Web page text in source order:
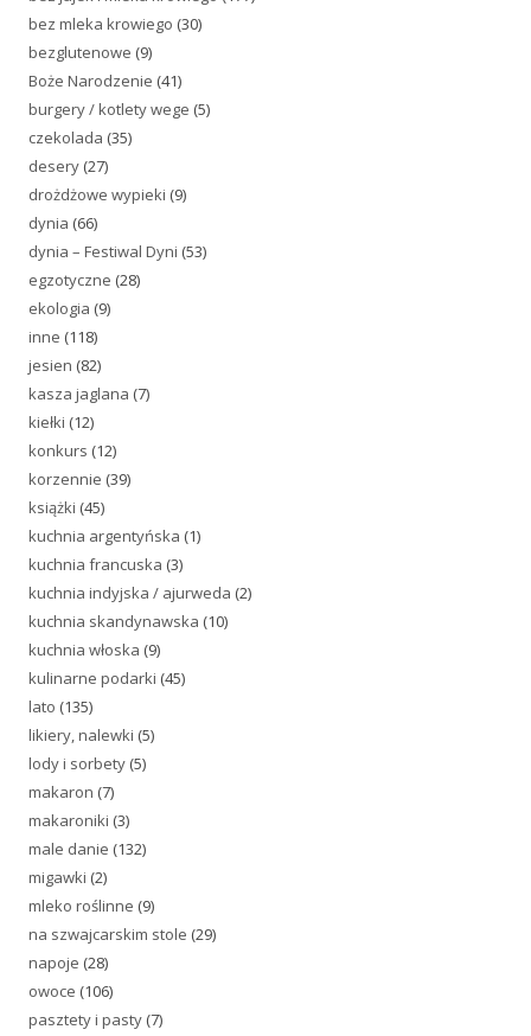
bez mleka krowiego (30)
bezglutenowe (9)
Boże Narodzenie (41)
burgery / kotlety wege (5)
czekolada (35)
desery (27)
drożdżowe wypieki (9)
dynia (66)
dynia – Festiwal Dyni (53)
egzotyczne (28)
ekologia (9)
inne (118)
jesien (82)
kasza jaglana (7)
kiełki (12)
konkurs (12)
korzennie (39)
książki (45)
kuchnia argentyńska (1)
kuchnia francuska (3)
kuchnia indyjska / ajurweda (2)
kuchnia skandynawska (10)
kuchnia włoska (9)
kulinarne podarki (45)
lato (135)
likiery, nalewki (5)
lody i sorbety (5)
makaron (7)
makaroniki (3)
male danie (132)
migawki (2)
mleko roślinne (9)
na szwajcarskim stole (29)
napoje (28)
owoce (106)
pasztety i pasty (7)